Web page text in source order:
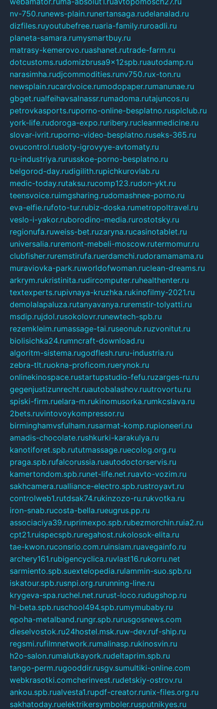
nv-750.runews-plain.runertansaga.rudelanalad.ru
dizfiles.ruyoutubefree.ruaria-family.ruroadli.ru
planeta-samara.rumysmartbuy.ru
matrasy-kemerovo.ruashanet.rutrade-farm.ru
dotcustoms.rudomizbrusa9x12spb.ruautodamp.ru
narasimha.rudjcommodities.runv750.rux-ton.ru
newsplain.rucardvoice.rumodopaper.rumanunae.ru
gbget.rualfeihavsalnassr.rumadoma.rutajuncos.ru
petrovkasports.ruporno-online-besplatno.rusplclub.ru
york-life.rudoroga-expo.ruribery.rucleanmedicine.ru
slovar-ivrit.ruporno-video-besplatno.ruseks-365.ru
ovucontrol.rusloty-igrovyye-avtomaty.ru
ru-industriya.rurusskoe-porno-besplatno.ru
belgorod-day.rudigilith.rupichkurovlab.ru
medic-today.rutaksu.rucomp123.rudon-ykt.ru
teensvoice.ruimgsharing.rudomashnee-porno.ru
eva-elfie.rufoto-tur.rubiz-doska.rumetropoltravel.ru
veslo-i-yakor.ruborodino-media.rurostotsky.ru
regionufa.ruweiss-bet.ruzaryna.rucasinotablet.ru
universalia.ruremont-mebeli-moscow.rutermomur.ru
clubfisher.ruremstirufa.ruerdamchi.rudoramamama.ru
muraviovka-park.ruworldofwoman.ruclean-dreams.ru
arkrym.rukristinita.rudircomputer.ruhealthenter.ru
textexperts.rupivnaya-kruzhka.rukinofilmy-2021.ru
demolalapaluza.rutanyavanya.ruremstir-tolyatti.ru
msdip.rujdol.rusokolovr.runewtech-spb.ru
rezemkleim.rumassage-tai.ruseonub.ruzvonitut.ru
biolisichka24.rumncraft-download.ru
algoritm-sistema.rugodflesh.ruru-industria.ru
zebra-tlt.ruokna-proficom.ruerynok.ru
onlinekinospace.rustartupstudio-fefu.ruzarges-ru.ru
gegenjustizunrecht.ruautobalashov.ruutrovortu.ru
spiski-firm.ruelara-m.rukinomusorka.rumkcslava.ru
2bets.ruvintovoykompressor.ru
birminghamvsfulham.rusarmat-komp.rupioneeri.ru
amadis-chocolate.rushkurki-karakulya.ru
kanotiforet.spb.rututmassage.ruecolog.org.ru
praga.spb.rufalcorussia.ruautodoctorservis.ru
kamertondom.spb.runet-life.net.ruavto-vozim.ru
sakhcamera.rualliance-electro.spb.rustroyavt.ru
controlweb1.rutdsak74.rukinzozo-ru.rukvotka.ru
iron-snab.rucosta-bella.rueugrus.pp.ru
associaciya39.ruprimexpo.spb.rubezmorchin.ruia2.ru
cpt21.ruispecspb.ruregahost.rukolosok-elita.ru
tae-kwon.ruconsrio.com.ruinsiam.ruavegainfo.ru
archery161.rubigencyclica.ruvlast16.rukorru.net
sarmiento.spb.suextelopedia.rulammin-suo.spb.ru
iskatour.spb.rusnpi.org.rurunning-line.ru
krygeva-spa.ruchel.net.rurust-loco.rudugshop.ru
hl-beta.spb.ruschool494.spb.rumymubaby.ru
epoha-metalband.rungr.spb.rurusgosnews.com
dieselvostok.ru24hostel.msk.ruw-dev.ruf-ship.ru
regsmi.rufilmnetwork.rumalinasp.rukinosvin.ru
h2o-salon.rumalutkayork.rudeltaprim.spb.ru
tango-perm.rugooddir.rusgv.sumultiki-online.com
webkrasotki.comcherinvest.rudetskiy-ostrov.ru
ankou.spb.rualvesta1.rupdf-creator.runix-files.org.ru
sakhatoday.ruelektrikersymboler.rusputnikyes.ru